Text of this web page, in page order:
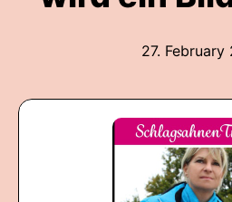
27. February